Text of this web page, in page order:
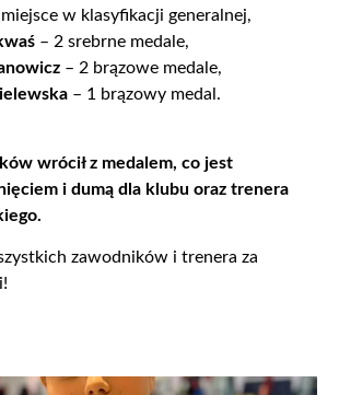
w klasyfikacji generalnej,
– 2 srebrne medale,
– 2 brązowe medale,
– 1 brązowy medal.
wrócił z medalem, co jest
i dumą dla klubu oraz trenera
zawodników i trenera za